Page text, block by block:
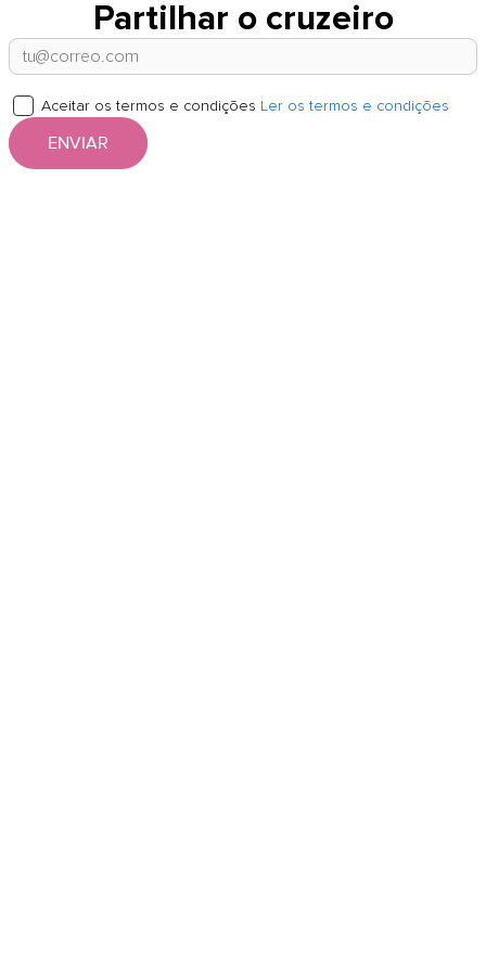
Partilhar o cruzeiro
Aceitar os termos e condições Ler os termos e condições
ENVIAR